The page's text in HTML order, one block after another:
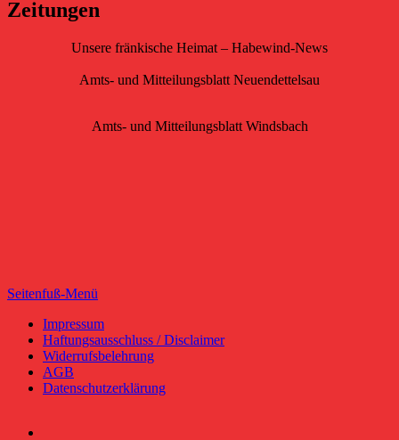
Zeitungen
Unsere fränkische Heimat – Habewind-News
Amts- und Mitteilungsblatt Neuendettelsau
Amts- und Mitteilungsblatt Windsbach
Seitenfuß-Menü
Seitenfuß-
Menü
Impressum
Haftungsausschluss / Disclaimer
Widerrufsbelehrung
AGB
Datenschutzerklärung